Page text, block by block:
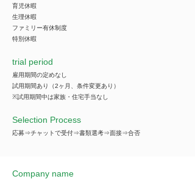
育児休暇
生理休暇
ファミリー有休制度
特別休暇
trial period
雇用期間の定めなし
試用期間あり（2ヶ月、条件変更あり）
※試用期間中は家族・住宅手当なし
Selection Process
応募⇒チャットで受付⇒書類選考⇒面接⇒合否
Company name